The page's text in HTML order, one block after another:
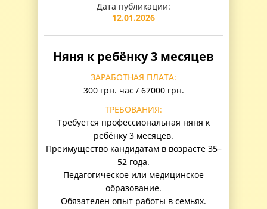
Дата публикации:
12.01.2026
Няня к ребёнку 3 месяцев
ЗАРАБОТНАЯ ПЛАТА:
300 грн. час / 67000 грн.
ТРЕБОВАНИЯ:
Требуется профессиональная няня к
ребёнку 3 месяцев.
Преимущество кандидатам в возрасте 35–
52 года.
Педагогическое или медицинское
образование.
Обязателен опыт работы в семьях.